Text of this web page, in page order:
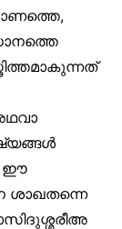
ഈ
ശാഖതന്നെ